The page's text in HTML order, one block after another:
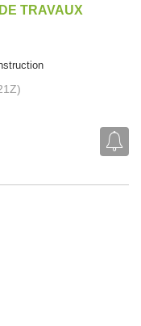
TRAVAUX